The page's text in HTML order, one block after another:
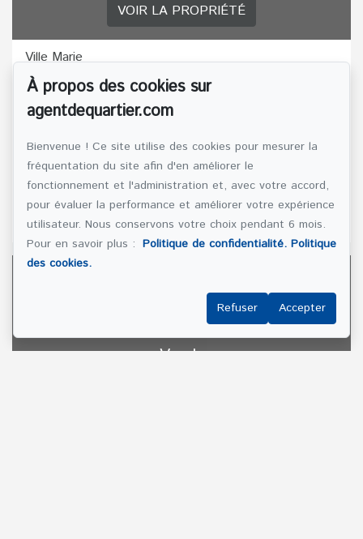
VOIR LA PROPRIÉTÉ
Ville Marie
Montréal
Vendu
Duplex
Référence : 15380589
2371-2373 Rue de Bordeaux, Ville-Marie
2 unités
Vendu
À propos des cookies sur
agentdequartier.com
Bienvenue ! Ce site utilise des cookies pour mesurer la
fréquentation du site afin d'en améliorer le
fonctionnement et l'administration et, avec votre accord,
pour évaluer la performance et améliorer votre expérience
utilisateur. Nous conservons votre choix pendant 6 mois.
Pour en savoir plus : Politique de confidentialité. Politique
des cookies.
Refuser Accepter